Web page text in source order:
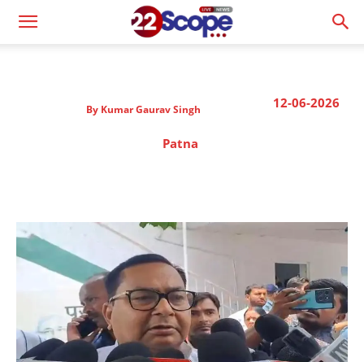
12-06-2026
By Kumar Gaurav Singh
Patna